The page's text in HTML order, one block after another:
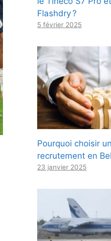
Flashdry ?
5 février 2025
Pourquoi choisir
recrutement en
23 janvier 2025